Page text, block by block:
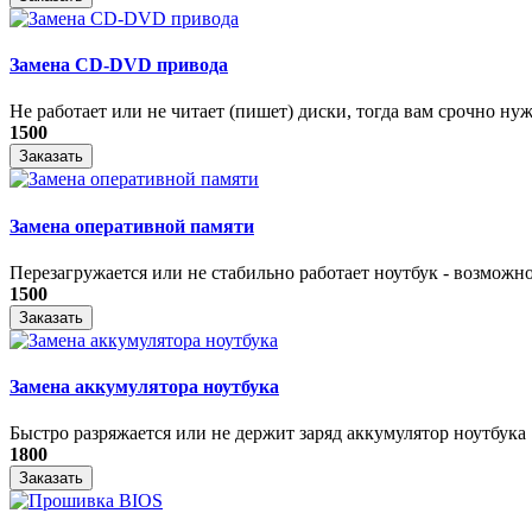
Замена CD-DVD привода
Не работает или не читает (пишет) диски, тогда вам срочно
1500
Заказать
Замена оперативной памяти
Перезагружается или не стабильно работает ноутбук -
1500
Заказать
Замена аккумулятора ноутбука
Быстро разряжается или не держит заряд аккумулятор ноутбука
1800
Заказать